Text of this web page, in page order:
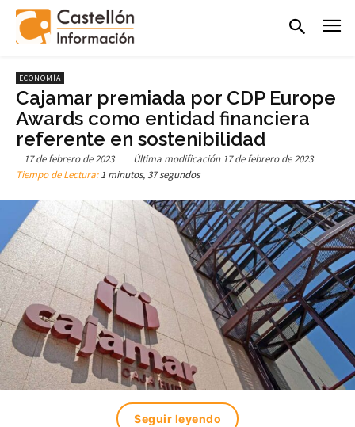
ECONOMÍA
Cajamar premiada por CDP Europe
Awards como entidad financiera
referente en sostenibilidad
17 de febrero de 2023 Última modificación 17 de febrero de 2023
Tiempo de Lectura:1 minutos, 37 segundos
Seguir leyendo